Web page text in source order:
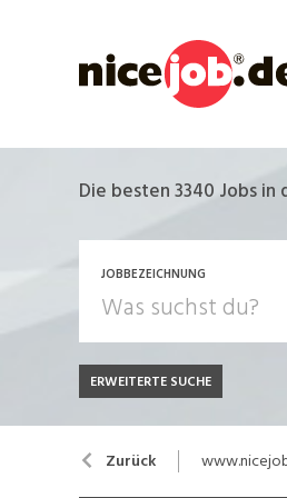
Die besten 3340 Jobs in
JOBBEZEICHNUNG
JOB-TYP
Festanstellung
Bank, Versicherung
Chemie, Pharma,
ERWEITERTE SUCHE
Zurück